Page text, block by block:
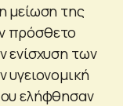
μείωση της
πρόσθετο
ενίσχυση των
υγειονομική
ελήφθησαν